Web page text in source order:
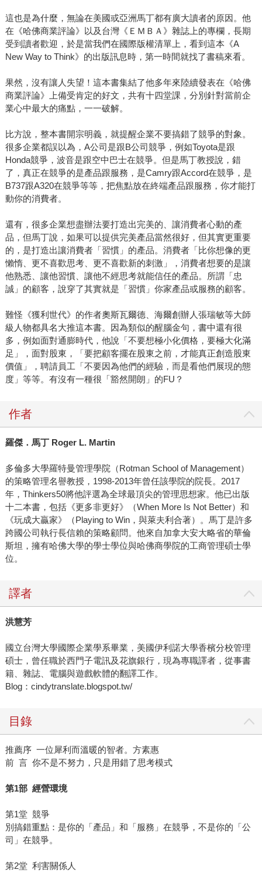
這也是為什麼，無論在美國或亞洲馬丁都有廣大讀者的原因。他
在《哈佛商業評論》以及台灣《ＥＭＢＡ》雜誌上的專欄，長期
受到讀者歡迎，於是當我們在國際版權清單上，看到這本《A
New Way to Think》的出版訊息時，第一時間就找了書稿來看。
果然，沒有讓人失望！這本書集結了他多年來陸續發表在《哈佛
商業評論》上備受肯定的好文，共有十四堂課，分別針對當前企
業心中最大的痛點，一一破解。
比方說，整本書開宗明義，就提醒企業不要搞錯了競爭的對象。
很多企業都誤以為，A公司是跟B公司競爭，例如Toyota是跟
Honda競爭，波音是跟空中巴士在競爭。但是馬丁教授說，錯
了，真正在競爭的是產品跟服務，是Camry跟Accord在競爭，是
B737跟A320在競爭等等，把焦點放在終端產品跟服務，你才能打
動你的消費者。
還有，很多企業想盡辦法要打造出完美的、讓消費者心動的產
品，但馬丁說，如果可以提供完美產品當然很好，但其實更重要
的，是打造出讓消費者「習慣」的產品。消費者「比你想像的更
懶惰、更不喜歡思考、更不喜歡新的刺激」，消費者想要的是讓
他熟悉、讓他習慣、讓他不經思考就能信任的產品。所謂「忠
誠」的顧客，說穿了其實就是「習慣」你家產品或服務的顧客。
難怪《獲利世代》的作者奧斯瓦爾德、海爾創辦人張瑞敏等大師
級人物都具名大推這本書。因為類似的醒腦金句，書中還有很
多，例如面對通膨時代，他說「不要想極小化價格，要極大化滿
足」，面對股東，「要把顧客擺在股東之前，才能真正創造股東
價值」，聘請員工「不要因為他們的經驗，而是看他們展現的態
度」等等。有沒有一種很「豁然開朗」的FU？
作者
羅傑．馬丁 Roger L. Martin
多倫多大學羅特曼管理學院（Rotman School of Management）
的策略管理名譽教授，1998-2013年曾任該學院的院長。2017
年，Thinkers50將他評選為全球最頂尖的管理思想家。他已出版
十二本書，包括《更多非更好》（When More Is Not Better）和
《玩成大贏家》（Playing to Win，與萊夫利合著）。馬丁是許多
跨國公司執行長信賴的策略顧問。他來自加拿大安大略省的華倫
斯坦，擁有哈佛大學的學士學位與哈佛商學院的工商管理碩士學
位。
譯者
洪慧芳
國立台灣大學國際企業學系畢業，美國伊利諾大學香檳分校管理
碩士，曾任職於西門子電訊及花旗銀行，現為專職譯者，從事書
籍、雜誌、電腦與遊戲軟體的翻譯工作。
Blog：cindytranslate.blogspot.tw/
目錄
推薦序 一位犀利而溫暖的智者。方素惠
前 言 你不是不努力，只是用錯了思考模式
第1部 經營環境
第1堂 競爭
別搞錯重點：是你的「產品」和「服務」在競爭，不是你的「公
司」在競爭。
第2堂 利害關係人